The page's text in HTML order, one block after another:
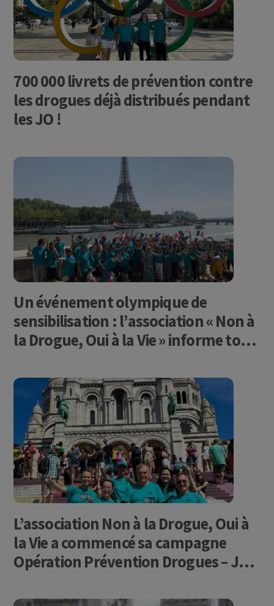
700 000 livrets de prévention contre
les drogues déjà distribués pendant
les JO !
Un événement olympique de
sensibilisation : l’association « Non à
la Drogue, Oui à la Vie » informe tout
L’association Non à la Drogue, Oui à
la Vie a commencé sa campagne
Opération Prévention Drogues – JO